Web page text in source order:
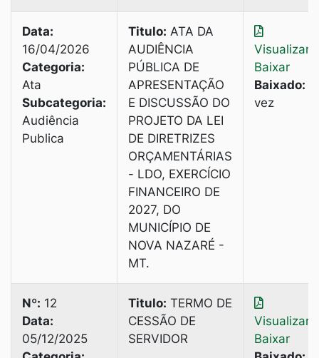
Data:
16/04/2026
Categoria:
Ata
Subcategoria:
Audiência
Publica
Titulo: ATA DA
AUDIÊNCIA
PÚBLICA DE
APRESENTAÇÃO
E DISCUSSÃO DO
PROJETO DA LEI
DE DIRETRIZES
ORÇAMENTÁRIAS
- LDO, EXERCÍCIO
FINANCEIRO DE
2027, DO
MUNICÍPIO DE
NOVA NAZARÉ -
MT.
Visualizar
Baixar
Baixado:
vez
Nº: 12
Data:
05/12/2025
Titulo: TERMO DE
CESSÃO DE
SERVIDOR
Visualizar
Baixar